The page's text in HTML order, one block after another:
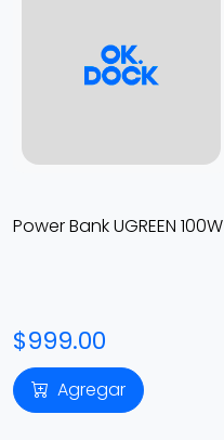
Power Bank UGREEN 100W
$999.00
Agregar